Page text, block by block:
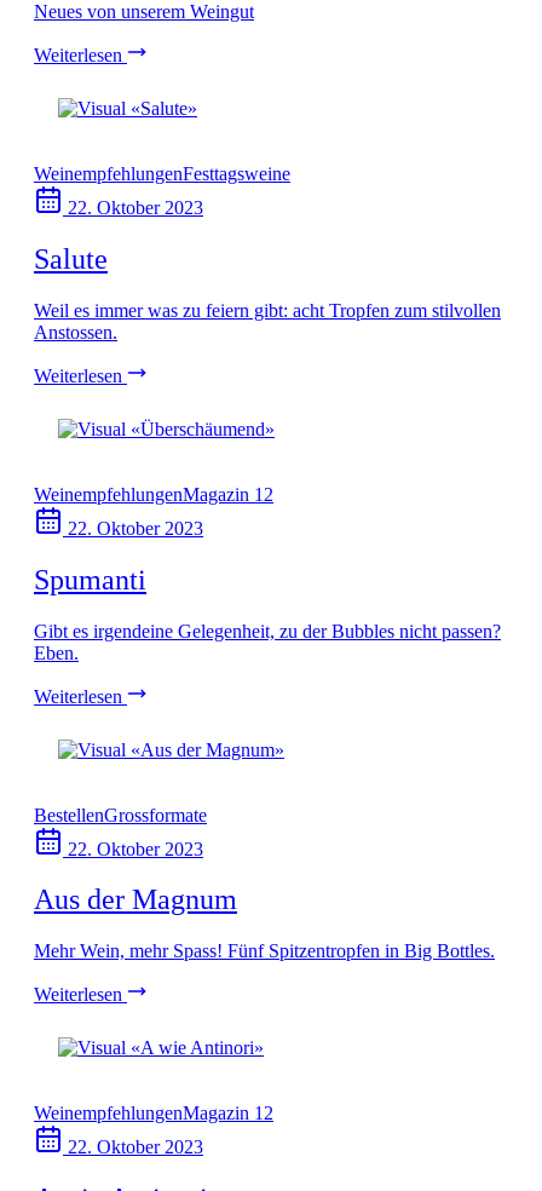
Neues von unserem Weingut
Weiterlesen
WeinempfehlungenFesttagsweine
22. Oktober 2023
Salute
Weil es immer was zu feiern gibt: acht Tropfen zum stilvollen
Anstossen.
Weiterlesen
WeinempfehlungenMagazin 12
22. Oktober 2023
Spumanti
Gibt es irgendeine Gelegenheit, zu der Bubbles nicht passen?
Eben.
Weiterlesen
BestellenGrossformate
22. Oktober 2023
Aus der Magnum
Mehr Wein, mehr Spass! Fünf Spitzentropfen in Big Bottles.
Weiterlesen
WeinempfehlungenMagazin 12
22. Oktober 2023